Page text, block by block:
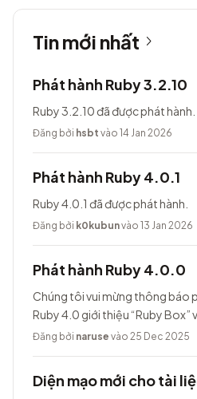
Tin mới nhất
Phát hành Ruby 3.2.10
Ruby 3.2.10 đã được phát hành.
Đăng bởi hsbt vào 14 Jan 2026
Phát hành Ruby 4.0.1
Ruby 4.0.1 đã được phát hành.
Đăng bởi k0kubunvào 13 Jan 2026
Phát hành Ruby 4.0.0
Chúng tôi vui mừng thông báo
Ruby 4.0 giới thiệu “Ruby Box”
tiến khác.
Đăng bởi naruse vào 25 Dec 2025
Diện mạo mới cho tài